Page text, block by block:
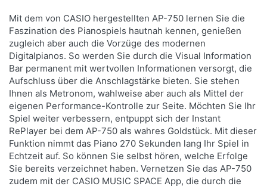
Mit dem von CASIO hergestellten AP-750 lernen Sie die
Faszination des Pianospiels hautnah kennen, genießen
zugleich aber auch die Vorzüge des modernen
Digitalpianos. So werden Sie durch die Visual Information
Bar permanent mit wertvollen Informationen versorgt, die
Aufschluss über die Anschlagstärke bieten. Sie stehen
Ihnen als Metronom, wahlweise aber auch als Mittel der
eigenen Performance-Kontrolle zur Seite. Möchten Sie Ihr
Spiel weiter verbessern, entpuppt sich der Instant
RePlayer bei dem AP-750 als wahres Goldstück. Mit dieser
Funktion nimmt das Piano 270 Sekunden lang Ihr Spiel in
Echtzeit auf. So können Sie selbst hören, welche Erfolge
Sie bereits verzeichnet haben. Vernetzen Sie das AP-750
zudem mit der CASIO MUSIC SPACE App, die durch die